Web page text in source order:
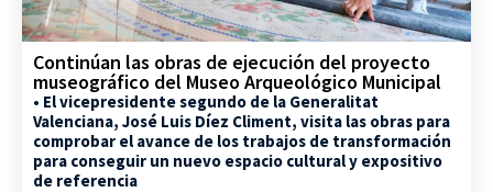
Continúan las obras de ejecución del proyecto
museográfico del Museo Arqueológico Municipal
• El vicepresidente segundo de la Generalitat
Valenciana, José Luis Díez Climent, visita las obras para
comprobar el avance de los trabajos de transformación
para conseguir un nuevo espacio cultural y expositivo
de referencia